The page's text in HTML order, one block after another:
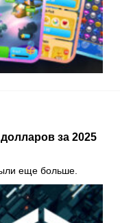
за 2025
еще больше.